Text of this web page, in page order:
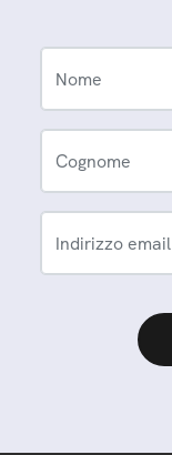
Nome
Cognome
Indirizzo email